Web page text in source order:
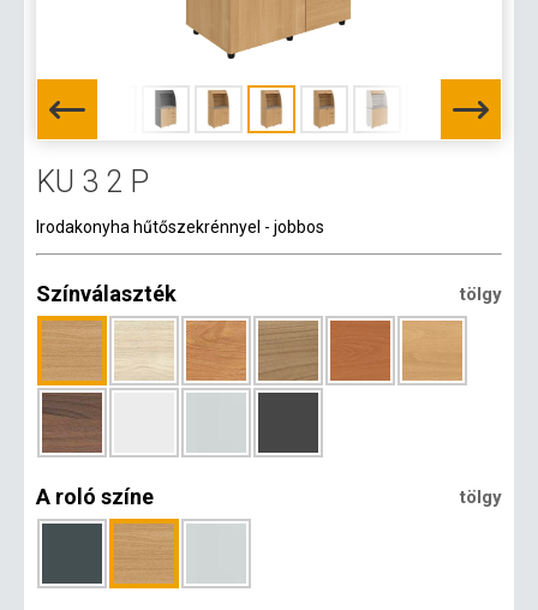
KU 3 2 P
Irodakonyha hűtőszekrénnyel - jobbos
Színválaszték tölgy
A roló színe tölgy